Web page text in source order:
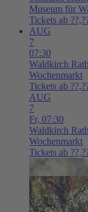
Museum für
Tickets ab
AUG
7
07:30
Waldkirch
Wochenmarkt
Tickets ab
AUG
7
Fr, 07:30
Waldkirch
Wochenmarkt
Tickets ab